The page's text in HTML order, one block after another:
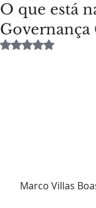
O que está
Governança
Avaliado com
Marco Villas